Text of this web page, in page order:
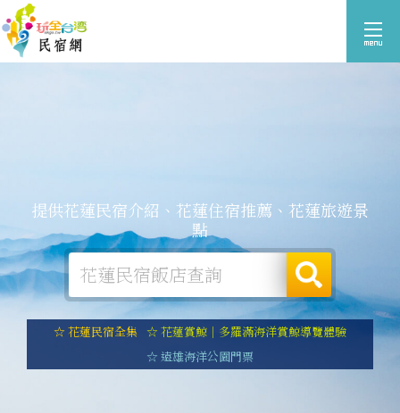
提供花蓮民宿介紹、花蓮住宿推薦、花蓮旅遊景
點
☆ 花蓮民宿全集 ☆ 花蓮賞鯨｜多羅滿海洋賞鯨導覽體驗
☆ 遠雄海洋公園門票